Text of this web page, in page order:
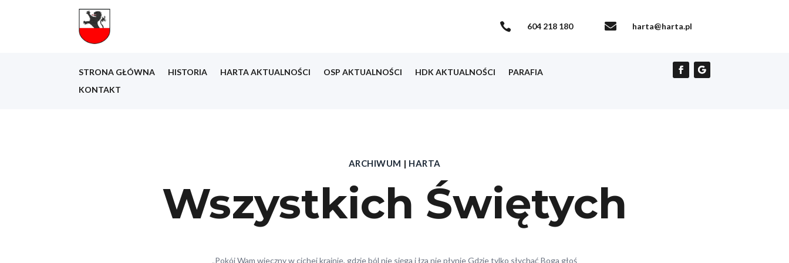
 604 218 180  harta@harta.pl
STRONA GŁÓWNA HISTORIA HARTA AKTUALNOŚCI OSP AKTUALNOŚCI HDK AKTUALNOŚCI
PARAFIA
KONTAKT
ARCHIWUM | HARTA
Wszystkich Świętych
„Pokój Wam wieczny w cichej krainie, gdzie ból nie sięga i łza nie płynie Gdzie tylko słychać Boga głoś